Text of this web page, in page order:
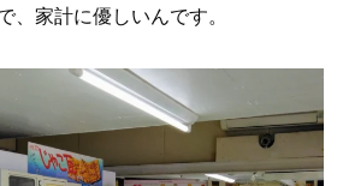
、家計に優しいんです。